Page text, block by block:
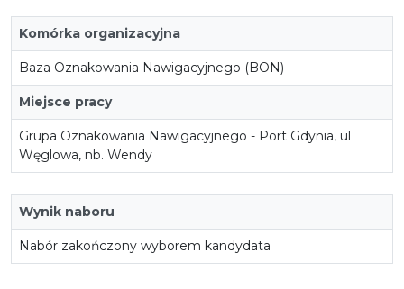
Komórka organizacyjna
Baza Oznakowania Nawigacyjnego (BON)
Miejsce pracy
Grupa Oznakowania Nawigacyjnego - Port Gdynia, ul
Węglowa, nb. Wendy
Wynik naboru
Nabór zakończony wyborem kandydata